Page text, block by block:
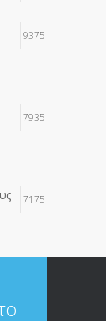
9375
7935
7175